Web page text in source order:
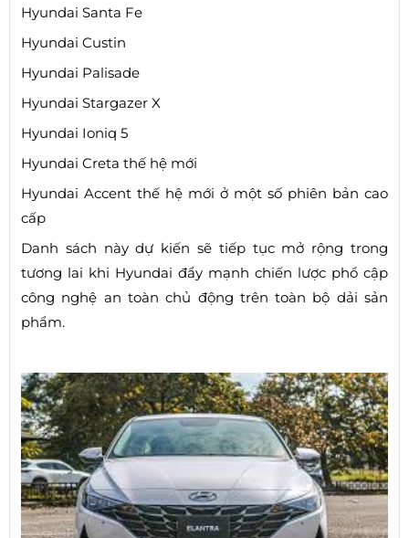
Hyundai Santa Fe
Hyundai Custin
Hyundai Palisade
Hyundai Stargazer X
Hyundai Ioniq 5
Hyundai Creta thế hệ mới
Hyundai Accent thế hệ mới ở một số phiên bản cao
cấp
Danh sách này dự kiến sẽ tiếp tục mở rộng trong
tương lai khi Hyundai đẩy mạnh chiến lược phổ cập
công nghệ an toàn chủ động trên toàn bộ dải sản
phẩm.